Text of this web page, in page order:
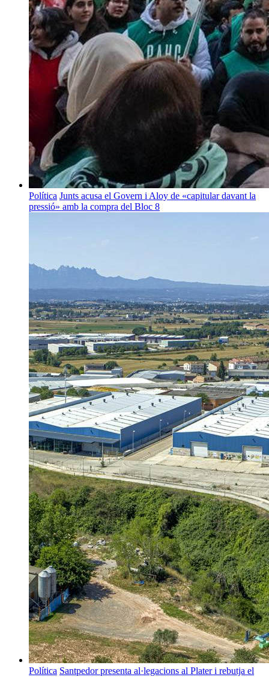
Política Junts acusa el Govern i Aloy de «capitular davant la
pressió» amb la compra del Bloc 8
Política Santpedor presenta al·legacions al Plater i rebutja el